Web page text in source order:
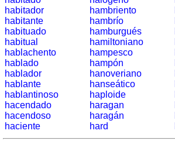
soleil
Plus
de
langues
allemand
anglais
espagnol
français
italien
latin
portugais
habitador
habitante
habituado
habitual
hablachento
hablado
hablador
hablante
hablantinoso
hacendado
hacendoso
haciente
hambriento
hambrío
hamburgués
hamiltoniano
hampesco
hampón
hanoveriano
hanseático
haploide
haragan
haragán
hard